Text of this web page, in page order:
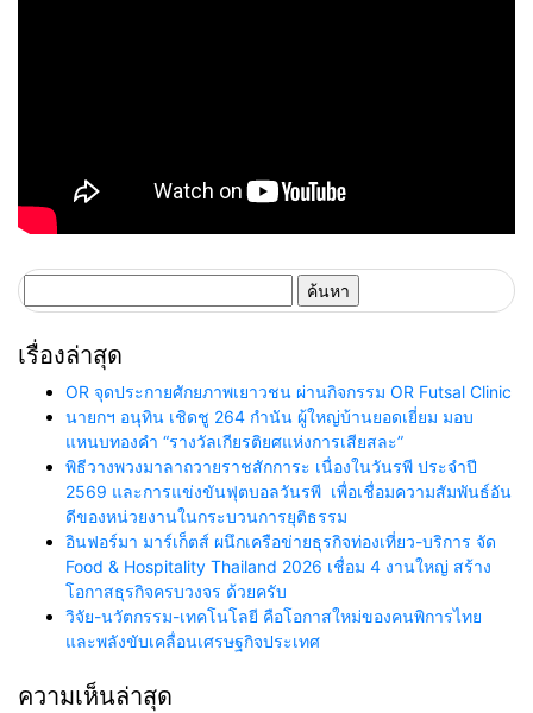
สำหรับ:
เรื่องล่าสุด
OR จุดประกายศักยภาพเยาวชน ผ่านกิจกรรม OR Futsal Clinic
นายกฯ อนุทิน เชิดชู 264 กำนัน ผู้ใหญ่บ้านยอดเยี่ยม มอบ
แหนบทองคำ “รางวัลเกียรติยศแห่งการเสียสละ”
พิธีวางพวงมาลาถวายราชสักการะ เนื่องในวันรพี ประจำปี
2569 และการแข่งขันฟุตบอลวันรพี เพื่อเชื่อมความสัมพันธ์อัน
ดีของหน่วยงานในกระบวนการยุติธรรม
อินฟอร์มา มาร์เก็ตส์ ผนึกเครือข่ายธุรกิจท่องเที่ยว-บริการ จัด
Food & Hospitality Thailand 2026 เชื่อม 4 งานใหญ่ สร้าง
โอกาสธุรกิจครบวงจร ด้วยครับ
วิจัย-นวัตกรรม-เทคโนโลยี คือโอกาสใหม่ของคนพิการไทย
และพลังขับเคลื่อนเศรษฐกิจประเทศ
ความเห็นล่าสุด